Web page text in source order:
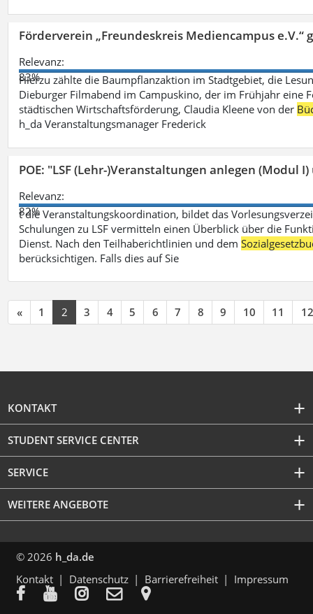
Förderverein „Freundeskreis Mediencampus e.V.“
Relevanz:
83%
Hierzu zählte die Baumpflanzaktion im Stadtgebiet, die
Dieburger Filmabend im Campuskino, der im Frühjahr eine
städtischen Wirtschaftsförderung, Claudia Kleene von der
h_da Veranstaltungsmanager Frederick
POE: "LSF (Lehr-)Veranstaltungen anlegen (Modul
Relevanz:
82%
t die Veranstaltungskoordination, bildet das
Schulungen zu LSF vermitteln einen Überblick über die
Dienst. Nach den Teilhaberichtlinien und dem
berücksichtigen. Falls dies auf Sie
« 1 2 3 4 5 6 7 8 9 10 11 12
KONTAKT
STUDENT SERVICE CENTER
SERVICE
WEITERE ANGEBOTE
© 2026 h_da.de
Kontakt
Datenschutz Barrierefreiheit Impressum
    